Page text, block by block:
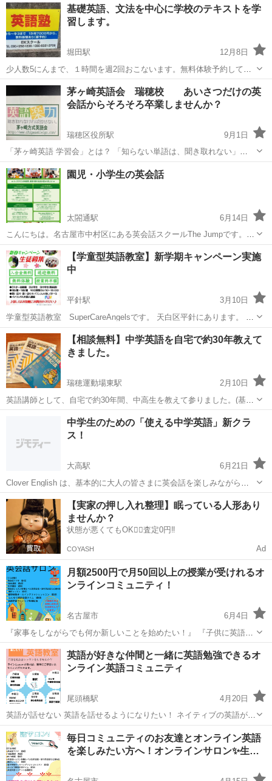
基礎英語、文法を中心に学校のテキストを学
習します。
堀田駅
12月8日
少人数5にんまで、１時間を週2回おこないます。無料体験予約してく
ださい。小3からの希望の方は相談にのります。
愛知 名古屋市 堀田駅 英語/基礎英語 少人数
茅ヶ崎英語会 瑞穂校 あいさつだけの英
会話からそろそろ卒業しませんか？
瑞穂区役所駅
9月1日
「茅ヶ崎英語 学習会」とは？ 「知らない単語は、聞き取れない」
「聞き取れなければ話せない」のコンセプトで 40年程前にNHKの国際
記者が立ち上げた リスニングを軸とした学習メソッドです。 名古屋瑞
穂校はクラス形式という...
愛知 名古屋市 瑞穂区役所駅 英語/基礎英語
園児・小学生の英会話
太閤通駅
6月14日
こんにちは。名古屋市中村区にある英会話スクールThe Jumpです。
火曜・水曜・金曜日15:30〜16:30に園児から小学校低学年クラス、
16:45〜17:45の時間帯は火曜日から金曜日まで小学生クラスをそれぞ
れ開催...
愛知 名古屋市 太閤通駅 英語/基礎英語 クラス
【学童型英語教室】新学期キャンペーン実施
中
平針駅
3月10日
学童型英語教室 SuperCareAngelsです。 天白区平針にあります。 新
春キャンペーン実施中です。 ●入会金無料(3000円→0円） ●送迎無料
(学校～教室～自宅) ●無料体験 ●授業料半額(2ヶ...
愛知 名古屋市 平針駅 英語/基礎英語 英語教室
【相談無料】中学英語を自宅で約30年教えて
きました。
瑞穂運動場東駅
2月10日
英語講師として、自宅で約30年間、中高生を教えて参りました。(基
本、個人指導) 多くの生徒と出会ってきました。 もし、今、基礎英語
の学習にお困りでしたら、ご相談にのります。もちろんご相談は、無
料です。 ⚫塾に行ってい...
名古屋市 瑞穂運動場東駅 英語/基礎英語 理系
中学生のための「使える中学英語」新クラ
ス！
大高駅
6月21日
Clover English は、基本的に大人の皆さまに英会話を楽しみながら身
につけていただく教室です。 それでも、個別に中学生のレッスンや、
中学生学習支援なども行なってきました。 そこで、中学の教科書を分
析しな...
愛知 名古屋市 大高駅 英語/基礎英語
【実家の押し入れ整理】眠っている人形あり
ませんか？
状態が悪くてもOK🙆‍♀️査定0円‼️
COYASH Ad
月額2500円で月50回以上の授業が受けれるオ
ンラインコミュニティ！
名古屋市
6月4日
『家事をしながらでも何か新しいことを始めたい！』 『子供に英語を
習わせるので自分も話せるようにしておきたい！』 『中学高レベルの
英会話から復習したい！』
●●●●●●●●●●●●●●●●●●●●●●●●●●●●●●●●...
愛知 名古屋市 英語/基礎英語 コミュニティ
英語が好きな仲間と一緒に英語勉強できるオ
ンライン英語コミュニティ
尾頭橋駅
4月20日
英語が話せない 英語を話せるようになりたい！ ネイティブの英語が聞
こえない 外国人講師のいる英会話教室行くのが怖い 英語を発するのが
恥ずかしい 英会話アレルギーを克服したい！ 字幕なしで洋画を見た
い！...
愛知 名古屋市 英語/基礎英語 オンライン
毎日コミュニティのお友達とオンライン英語
を楽しみたい方へ！オンラインサロン✨生…